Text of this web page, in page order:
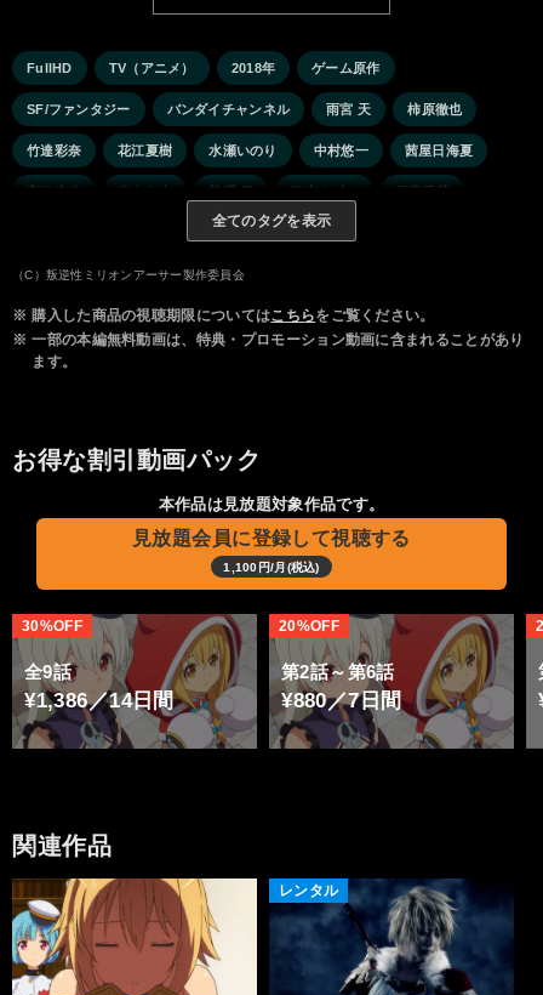
FullHD TV（アニメ） 2018年 ゲーム原作
SF/ファンタジー バンダイチャンネル 雨宮 天 柿原徹也
竹達彩奈 花江夏樹 水瀬いのり 中村悠一 茜屋日海夏
高橋李依 東山奈央 芹澤 優 三森すずこ 日高里菜
全てのタグを表示
（C）叛逆性ミリオンアーサー製作委員会
※ 購入した商品の視聴期限についてはこちらをご覧ください。
※ 一部の本編無料動画は、特典・プロモーション動画に含まれることがあり
ます。
お得な割引動画パック
本作品は見放題対象作品です。
見放題会員に登録して視聴する
1,100円/月(税込)
全9話
¥1,386／14日間
30%OFF
第2話～第6話
¥880／7日間
20%OFF
関連作品
レンタル